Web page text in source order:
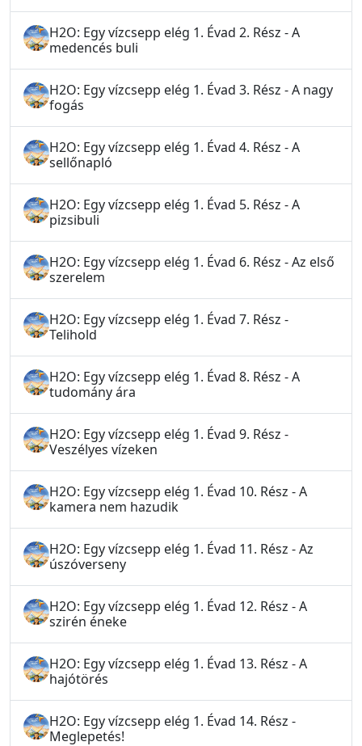
H2O: Egy vízcsepp elég 1. Évad 2. Rész - A
medencés buli
H2O: Egy vízcsepp elég 1. Évad 3. Rész - A nagy
fogás
H2O: Egy vízcsepp elég 1. Évad 4. Rész - A
sellőnapló
H2O: Egy vízcsepp elég 1. Évad 5. Rész - A
pizsibuli
H2O: Egy vízcsepp elég 1. Évad 6. Rész - Az első
szerelem
H2O: Egy vízcsepp elég 1. Évad 7. Rész -
Telihold
H2O: Egy vízcsepp elég 1. Évad 8. Rész - A
tudomány ára
H2O: Egy vízcsepp elég 1. Évad 9. Rész -
Veszélyes vízeken
H2O: Egy vízcsepp elég 1. Évad 10. Rész - A
kamera nem hazudik
H2O: Egy vízcsepp elég 1. Évad 11. Rész - Az
úszóverseny
H2O: Egy vízcsepp elég 1. Évad 12. Rész - A
szirén éneke
H2O: Egy vízcsepp elég 1. Évad 13. Rész - A
hajótörés
H2O: Egy vízcsepp elég 1. Évad 14. Rész -
Meglepetés!